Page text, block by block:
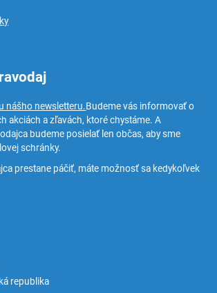
nášho newsletteru.Budeme vás informovať o
akciách a zľavách, ktoré chystáme. A
budeme posielať len občas, aby sme
schránky.
prestane páčiť, máte možnosť sa kedykoľvek
republika